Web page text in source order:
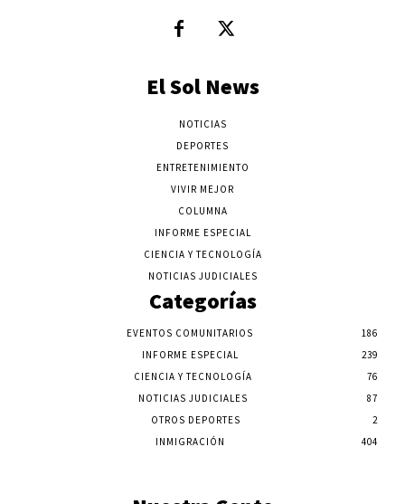
El Sol News
NOTICIAS
DEPORTES
ENTRETENIMIENTO
VIVIR MEJOR
COLUMNA
INFORME ESPECIAL
CIENCIA Y TECNOLOGÍA
NOTICIAS JUDICIALES
Categorías
EVENTOS COMUNITARIOS
186
INFORME ESPECIAL
239
CIENCIA Y TECNOLOGÍA
76
NOTICIAS JUDICIALES
87
OTROS DEPORTES
2
INMIGRACIÓN
404